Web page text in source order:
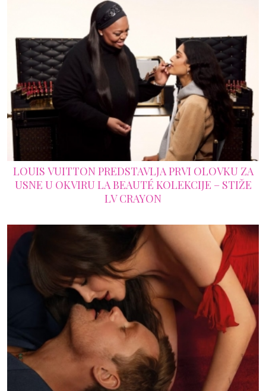
LOUIS VUITTON PREDSTAVLJA PRVI OLOVKU ZA
USNE U OKVIRU LA BEAUTÉ KOLEKCIJE – STIŽE
LV CRAYON